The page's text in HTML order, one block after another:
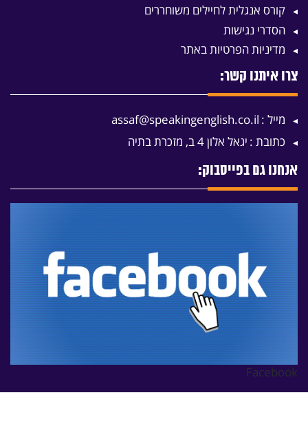
קורס אנגלית לחיילים משוחררים
הסדרי נגישות
מדיניות הפרטיות באתר
צרו איתנו קשר:
מייל : assaf@speakingenglish.co.il
כתובת : יגאל אלון 4 ב, מזכרת בתיה
אנחנו גם בפייסבוק:
Facebook